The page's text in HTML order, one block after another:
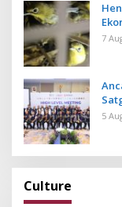
Bali
7
5
Culture